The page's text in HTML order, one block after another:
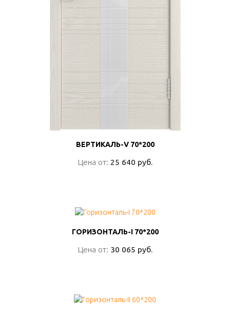
ВЕРТИКАЛЬ-V 70*200
Цена от: 25 640 руб.
ВЕРТИКАЛЬ-V 70*200
Цена от: 25 640 руб.
ГОРИЗОНТАЛЬ-I 70*200
Цена от: 30 065 руб.
ГОРИЗОНТАЛЬ-I 70*200
Цена от: 30 065 руб.